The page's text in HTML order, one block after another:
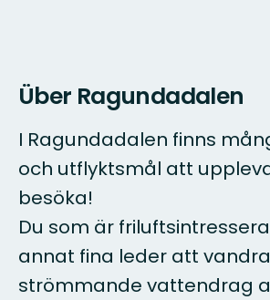
Über Ragundadalen
I Ragundadalen finns
och utflyktsmål att
besöka!
Du som är
annat fina leder att
strömmande vattendrag